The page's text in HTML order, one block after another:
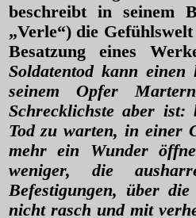
beschreibt in seinem
„Verle“) die
Besatzung eines
Soldatentod kann
seinem Opfer
Schrecklichste aber
Tod zu warten, in einer
mehr ein Wunder
weniger, die
Befestigungen, über
nicht rasch und mit